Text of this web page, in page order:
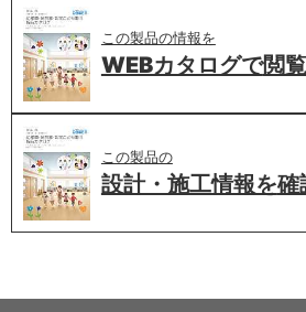
この製品の情報を
WEBカタログで閲
この製品の
設計・施工情報を確